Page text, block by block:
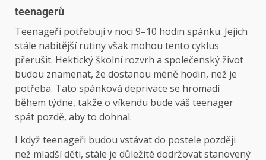
teenagerů
Teenageři potřebují v noci 9–10 hodin spánku. Jejich
stále nabitější rutiny však mohou tento cyklus
přerušit. Hektický školní rozvrh a společenský život
budou znamenat, že dostanou méně hodin, než je
potřeba. Tato spánková deprivace se hromadí
během týdne, takže o víkendu bude váš teenager
spát pozdě, aby to dohnal.
I když teenageři budou vstávat do postele později
než mladší děti, stále je důležité dodržovat stanovený